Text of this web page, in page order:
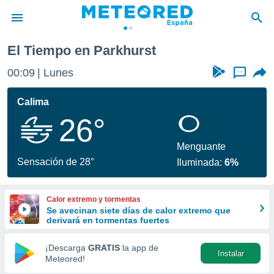
de
por
que se
calidad.
a este
las
y
forma
digital
basada
El Tiempo en Parkhurst
00:09 Lunes ...
Calima
26°
Sensación de 28°
Menguante
Iluminada:6%
Calor extremo y tormentas
Se avecinan siete días de calor extremo que
derivará en tormentas fuertes
¡Descarga GRATIS la app de
Meteored!
Instalar